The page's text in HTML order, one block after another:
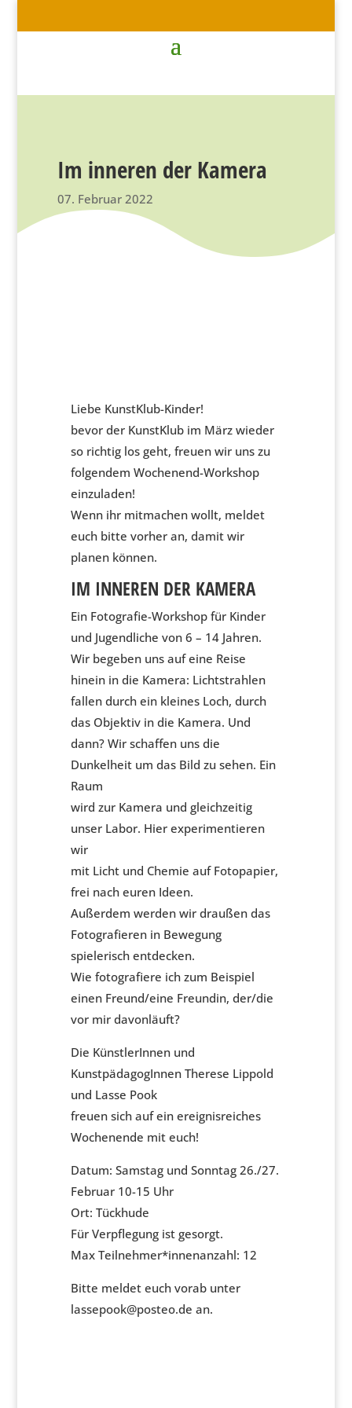
Im inneren der Kamera
07. Februar 2022
Liebe KunstKlub-Kinder!
bevor der KunstKlub im März wieder
so richtig los geht, freuen wir uns zu
folgendem Wochenend-Workshop
einzuladen!
Wenn ihr mitmachen wollt, meldet
euch bitte vorher an, damit wir
planen können.
IM INNEREN DER KAMERA
Ein Fotografie-Workshop für Kinder
und Jugendliche von 6 – 14 Jahren.
Wir begeben uns auf eine Reise
hinein in die Kamera: Lichtstrahlen
fallen durch ein kleines Loch, durch
das Objektiv in die Kamera. Und
dann? Wir schaffen uns die
Dunkelheit um das Bild zu sehen. Ein
Raum
wird zur Kamera und gleichzeitig
unser Labor. Hier experimentieren
wir
mit Licht und Chemie auf Fotopapier,
frei nach euren Ideen.
Außerdem werden wir draußen das
Fotografieren in Bewegung
spielerisch entdecken.
Wie fotografiere ich zum Beispiel
einen Freund/eine Freundin, der/die
vor mir davonläuft?
Die KünstlerInnen und
KunstpädagogInnen Therese Lippold
und Lasse Pook
freuen sich auf ein ereignisreiches
Wochenende mit euch!
Datum: Samstag und Sonntag 26./27.
Februar 10-15 Uhr
Ort: Tückhude
Für Verpflegung ist gesorgt.
Max Teilnehmer*innenanzahl: 12
Bitte meldet euch vorab unter
lassepook@posteo.de an.